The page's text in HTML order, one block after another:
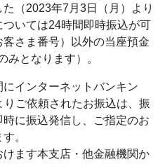
（2023年7月3日（月）より
いては24時間即時振込が可
さま番号）以外の当座預金
みとなります）。
インターネットバンキン
ご依頼されたお振込は、振
に振込発信し、ご指定のお
。
ます本支店・他金融機関か